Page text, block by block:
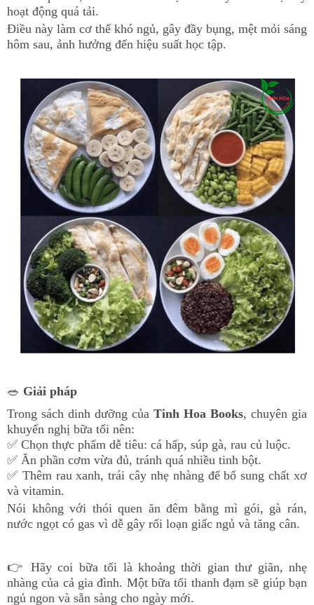
hoạt động quá tải.
Điều này làm cơ thể khó ngủ, gây đầy bụng, mệt mỏi sáng
hôm sau, ảnh hưởng đến hiệu suất học tập.
🥗 Giải pháp
Trong sách dinh dưỡng của Tinh Hoa Books, chuyên gia
khuyến nghị bữa tối nên:
✅ Chọn thực phẩm dễ tiêu: cá hấp, súp gà, rau củ luộc.
✅ Ăn phần cơm vừa đủ, tránh quá nhiều tinh bột.
✅ Thêm rau xanh, trái cây nhẹ nhàng để bổ sung chất xơ
và vitamin.
Nói không với thói quen ăn đêm bằng mì gói, gà rán,
nước ngọt có gas vì dễ gây rối loạn giấc ngủ và tăng cân.
👉 Hãy coi bữa tối là khoảng thời gian thư giãn, nhẹ
nhàng của cả gia đình. Một bữa tối thanh đạm sẽ giúp bạn
ngủ ngon và sẵn sàng cho ngày mới.